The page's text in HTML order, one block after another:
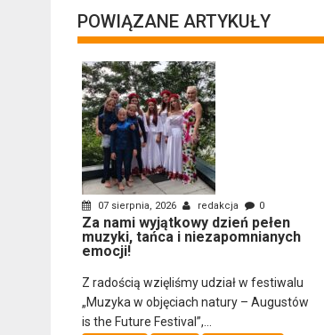
POWIĄZANE ARTYKUŁY
07 sierpnia, 2026 redakcja 0
Za nami wyjątkowy dzień pełen
muzyki, tańca i niezapomnianych
emocji!
Z radością wzięliśmy udział w festiwalu
„Muzyka w objęciach natury – Augustów
is the Future Festival”,...